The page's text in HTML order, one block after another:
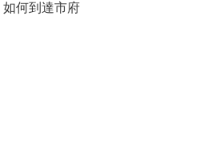
如何到達市府